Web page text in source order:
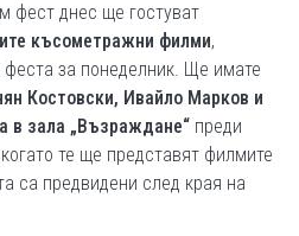
фест днес ще гостуват
късометражни филми,
за понеделник. Ще имате
Костовски, Ивайло Марков и
в зала „Възраждане“ преди
те ще представят филмите
са предвидени след края на